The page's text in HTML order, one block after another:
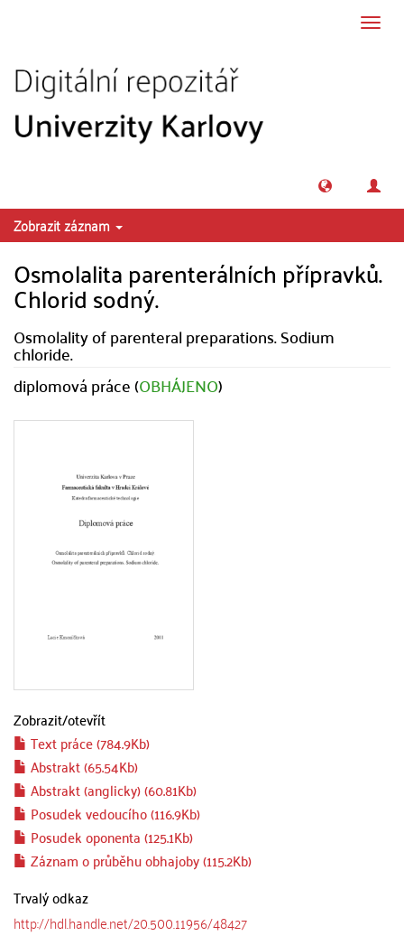
Zobrazit záznam
Osmolalita parenterálních přípravků.
Chlorid sodný.
Osmolality of parenteral preparations. Sodium
chloride.
diplomová práce (OBHÁJENO)
Zobrazit/otevřít
Text práce (784.9Kb)
Abstrakt (65.54Kb)
Abstrakt (anglicky) (60.81Kb)
Posudek vedoucího (116.9Kb)
Posudek oponenta (125.1Kb)
Záznam o průběhu obhajoby (115.2Kb)
Trvalý odkaz
http://hdl.handle.net/20.500.11956/48427